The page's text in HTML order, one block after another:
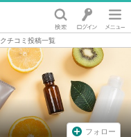
クチコミ投稿一覧
フォロー